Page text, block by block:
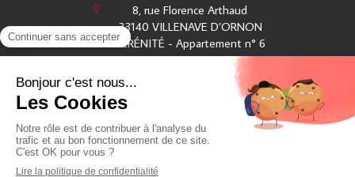
8, rue Florence Arthaud
33140 VILLENAVE D’ORNON
SÉRÉNITÉ - Appartement n° 6
Afficher le téléphone
Créer votre site internet avec Simplébo